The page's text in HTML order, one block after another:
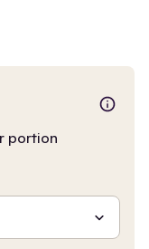
portion